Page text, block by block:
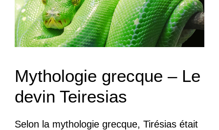
Mythologie grecque – Le
devin Teiresias
Selon la mythologie grecque, Tirésias était